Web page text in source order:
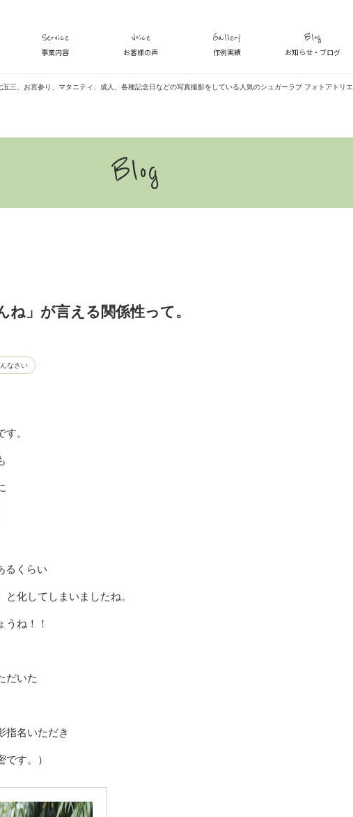
Service
事業内容
Voice
お客様の声
Gallery
作例実績
Blog
お知らせ・ブログ
三、お宮参り、マタニティ、成人、各種記念日などの写真撮影をしている人気のシュガーラブ フォトアトリエ
Blog
ね」が言える関係性って。
なさい
。
るくらい
化してしまいましたね。
ね！！
だいた
指名いただき
す。）